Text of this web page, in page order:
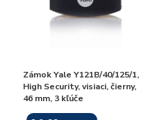
Zámok Yale Y121B/40/125/1,
High Security, visiaci, čierny,
46 mm, 3 kľúče